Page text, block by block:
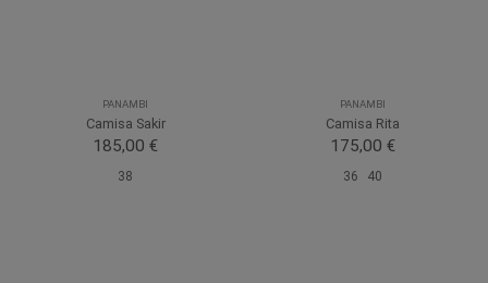
PANAMBI
Camisa Sakir
185,00 €
38
PANAMBI
Camisa Rita
175,00 €
36 40